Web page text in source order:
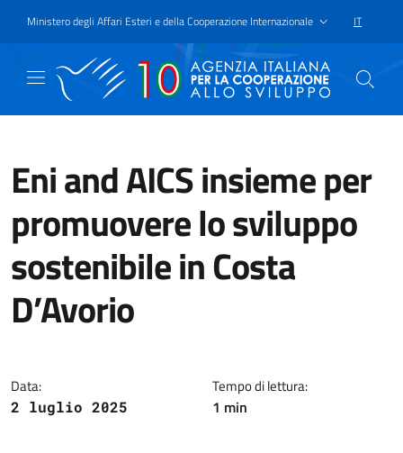
Ministero degli Affari Esteri e della Cooperazione Internazionale IT
Eni and AICS insieme per
promuovere lo sviluppo
sostenibile in Costa
D’Avorio
Data:
2 luglio 2025
Tempo di lettura:
1 min